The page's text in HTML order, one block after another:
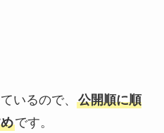
いるので、 公開順に順
です。